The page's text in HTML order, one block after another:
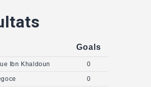
Goals
Ibn Khaldoun 0
0